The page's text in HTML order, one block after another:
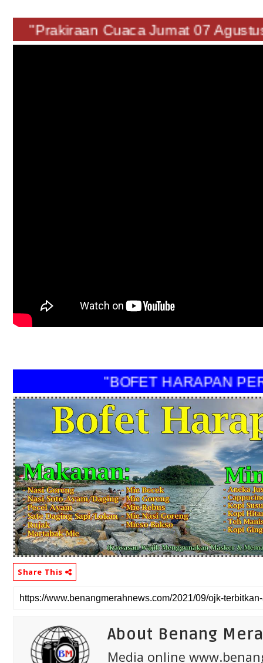
"Prakiraan Cuaca Jumat 07
"BOFET HARAPAN PERI"
Share This
About Benang
Media online